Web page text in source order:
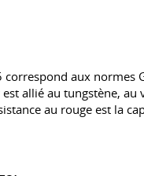
correspond aux normes
allié au tungstène,
au rouge est la